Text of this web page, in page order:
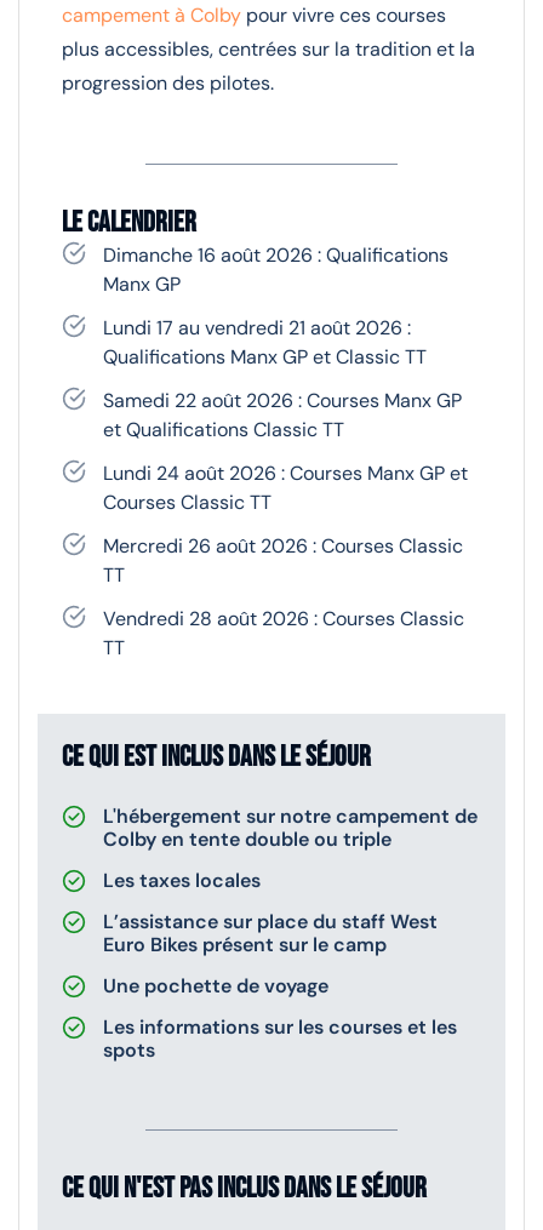
campement à Colby pour vivre ces courses
plus accessibles, centrées sur la tradition et la
progression des pilotes.
Le calendrier
Dimanche 16 août 2026 : Qualifications
Manx GP
Lundi 17 au vendredi 21 août 2026 :
Qualifications Manx GP et Classic TT
Samedi 22 août 2026 : Courses Manx GP
et Qualifications Classic TT
Lundi 24 août 2026 : Courses Manx GP et
Courses Classic TT
Mercredi 26 août 2026 : Courses Classic
TT
Vendredi 28 août 2026 : Courses Classic
TT
Ce qui est inclus dans le séjour
L'hébergement sur notre campement de
Colby en tente double ou triple
Les taxes locales
L’assistance sur place du staff West
Euro Bikes présent sur le camp
Une pochette de voyage
Les informations sur les courses et les
spots
Ce qui n'est pas inclus dans le séjour